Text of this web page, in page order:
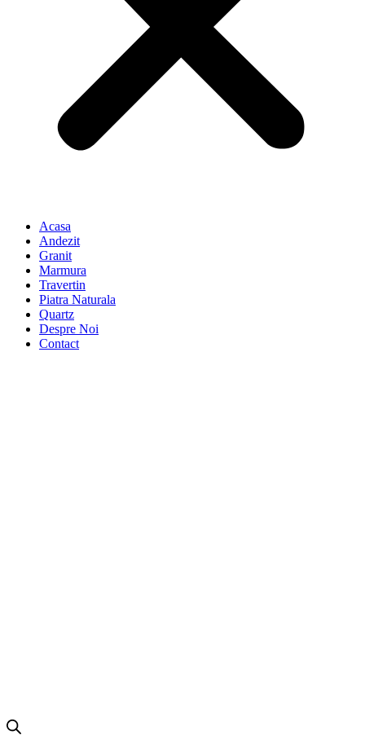
Acasa
Andezit
Granit
Marmura
Travertin
Piatra Naturala
Quartz
Despre Noi
Contact